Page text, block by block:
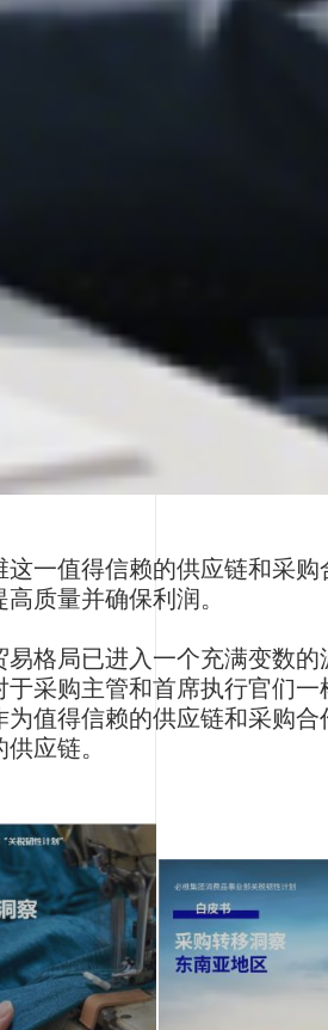
这一值得信赖的供应链和采
高质量并确保利润。
易格局已进入一个充满变数
于采购主管和首席执行官们
为值得信赖的供应链和采购
应链。